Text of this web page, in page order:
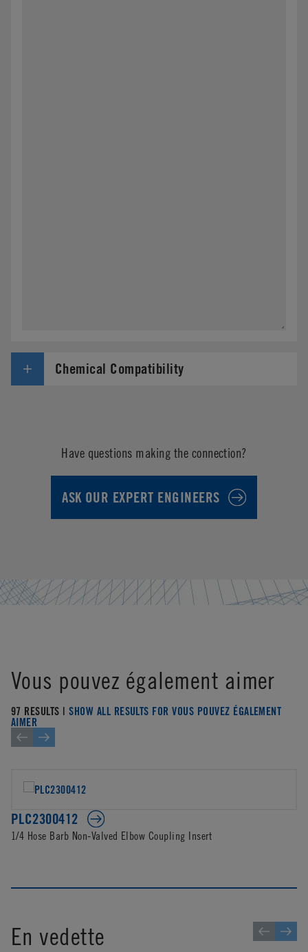
Chemical Compatibility
Have questions making the connection?
ASK OUR EXPERT ENGINEERS
Vous pouvez également aimer
97 RESULTS |SHOW ALL RESULTS FOR VOUS POUVEZ ÉGALEMENT
AIMER
PLC2300412
1/4 Hose Barb Non-Valved Elbow Coupling Insert
En vedette